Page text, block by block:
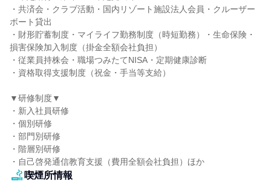
・共済会・クラブ活動・国内リゾート施設法人会員・クルーザー
ボート貸出
・財形貯蓄制度・マイライフ勤務制度（時短勤務）・生命保険・
損害保険加入制度（掛金全額会社負担）
・従業員持株会・職場つみたてNISA・定期健康診断
・資格取得支援制度（祝金・手当等支給）
▼研修制度▼
・新入社員研修
・個別研修
・部門別研修
・階層別研修
・自己啓発通信教育支援（費用全額会社負担）ほか
喫煙所情報